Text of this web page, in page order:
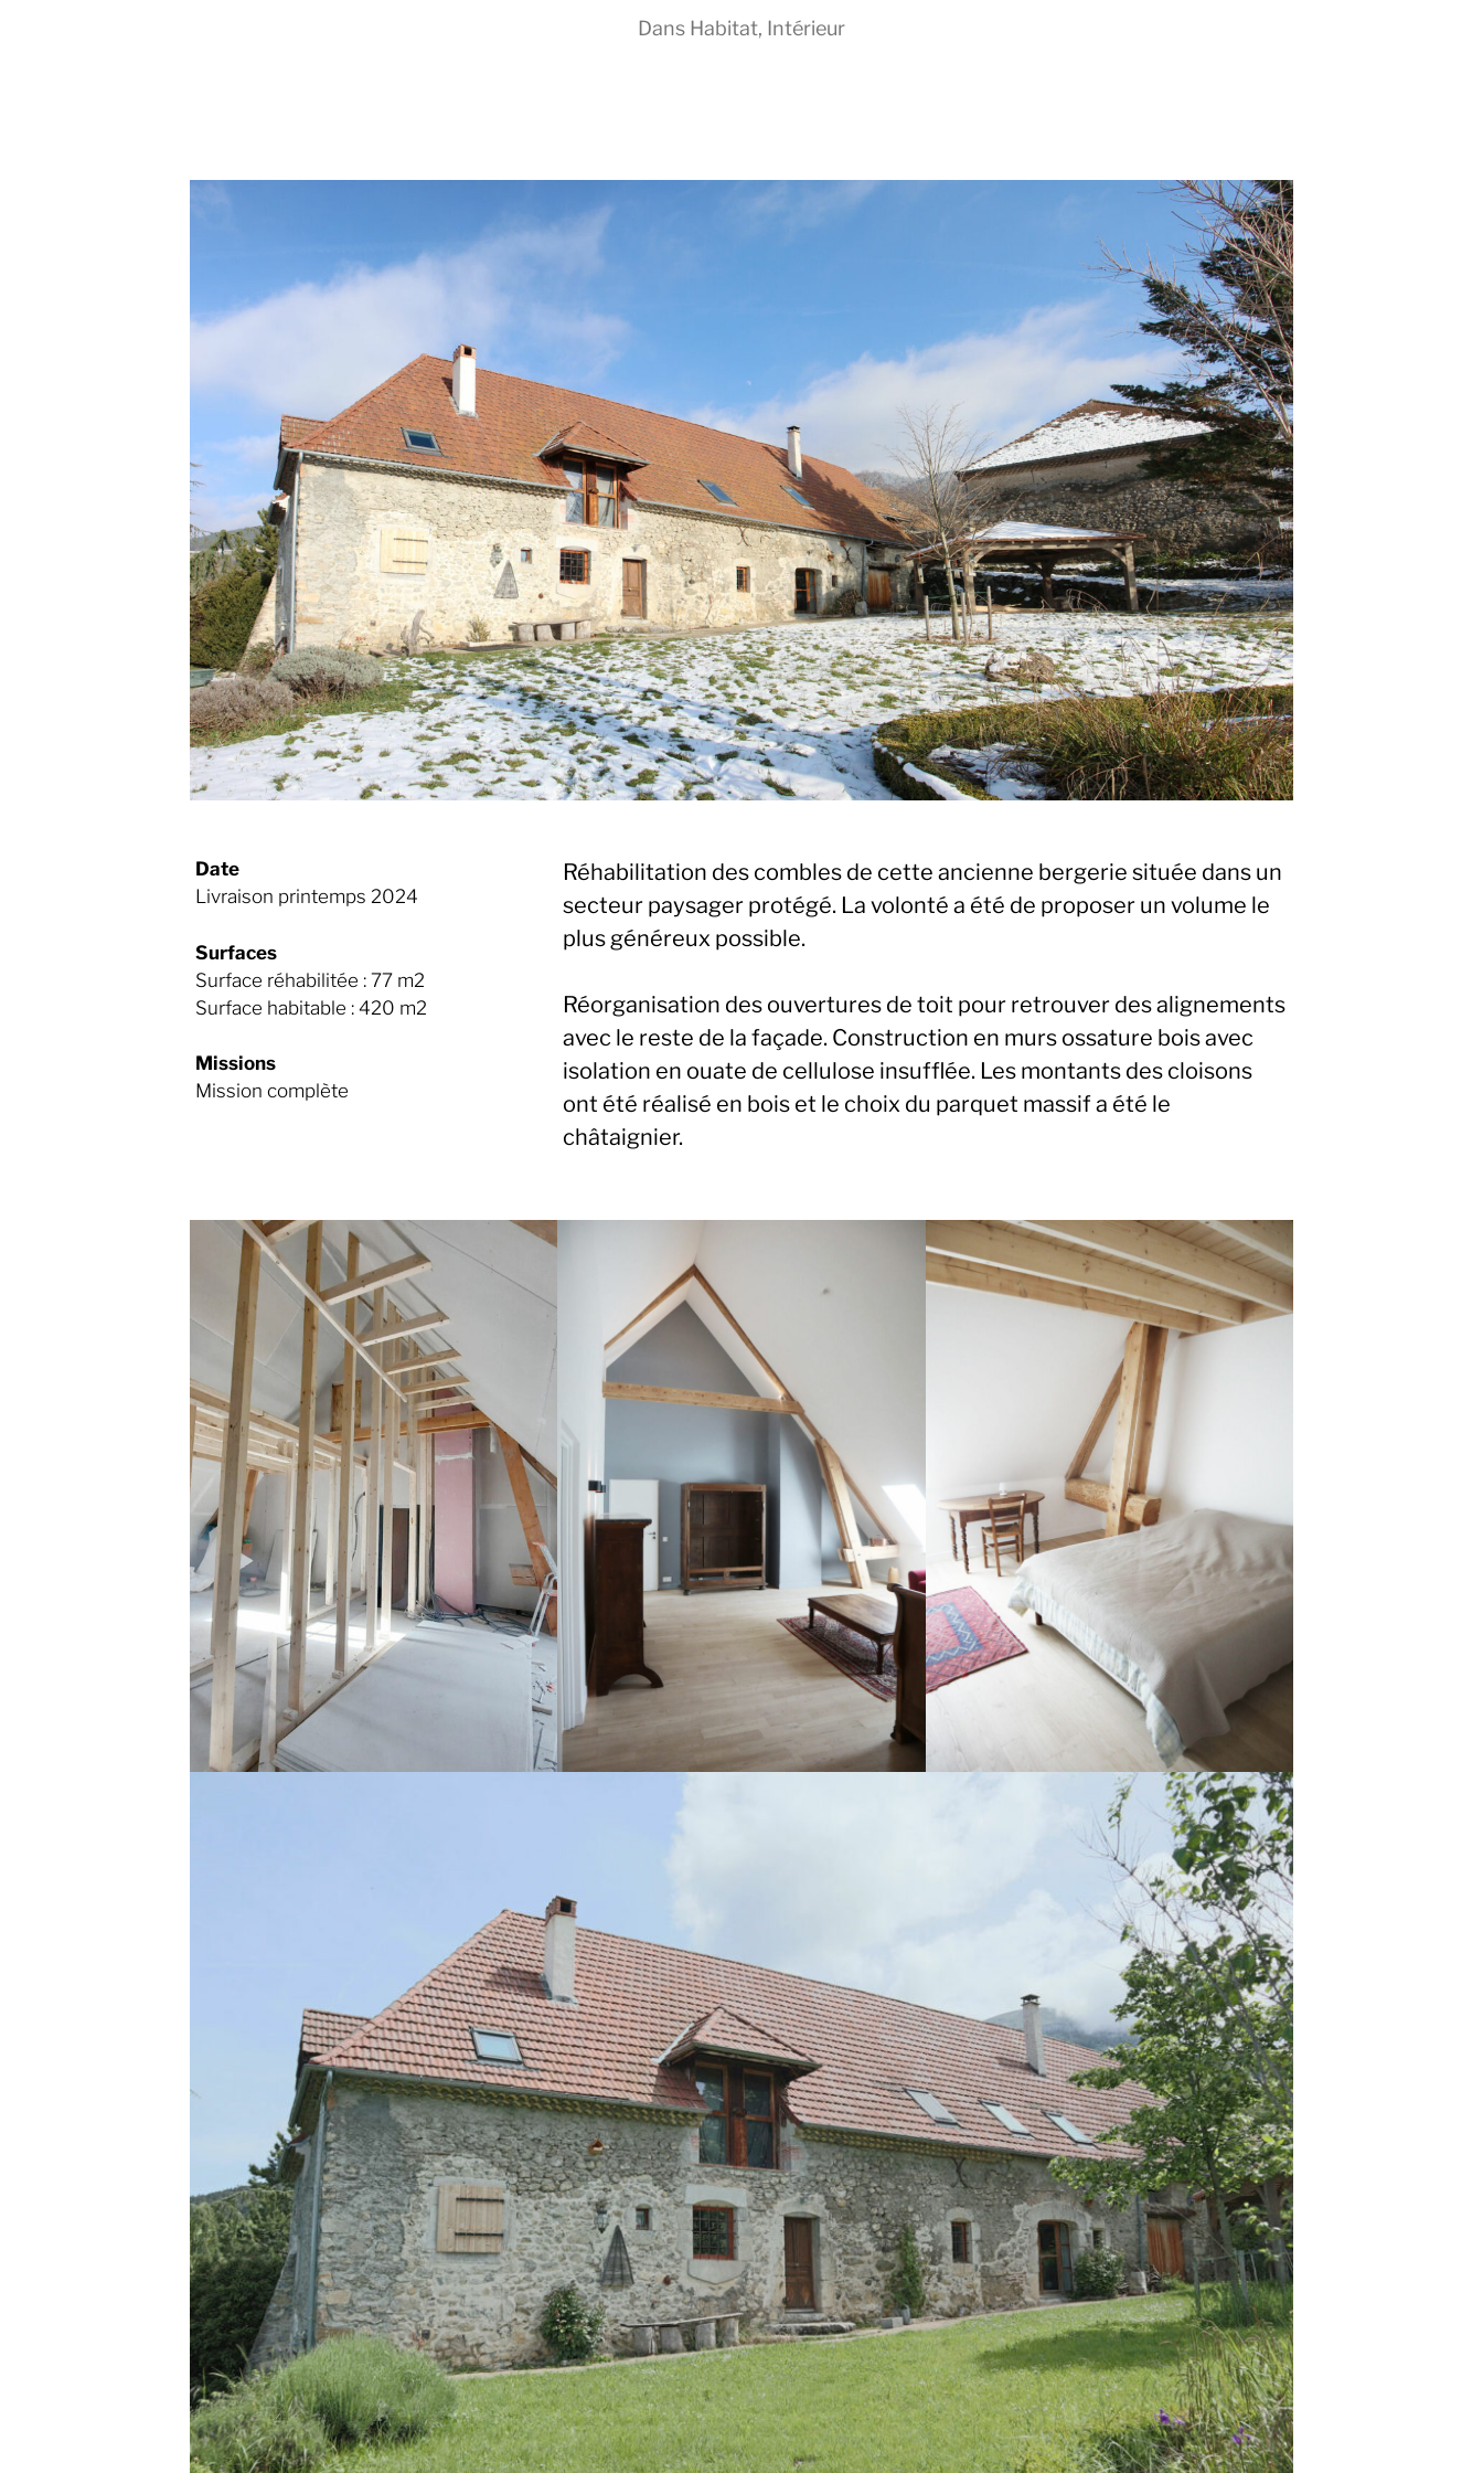
Dans Habitat, Intérieur
Date
Livraison printemps 2024
Surfaces
Surface réhabilitée : 77 m2
Surface habitable : 420 m2
Missions
Mission complète
Réhabilitation des combles de cette ancienne bergerie située dans un
secteur paysager protégé. La volonté a été de proposer un volume le
plus généreux possible.
Réorganisation des ouvertures de toit pour retrouver des alignements
avec le reste de la façade. Construction en murs ossature bois avec
isolation en ouate de cellulose insufflée. Les montants des cloisons
ont été réalisé en bois et le choix du parquet massif a été le
châtaignier.